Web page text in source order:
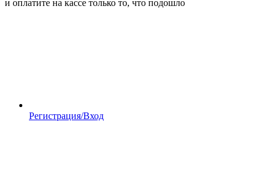
и оплатите на кассе только то, что подошло
Регистрация/Вход